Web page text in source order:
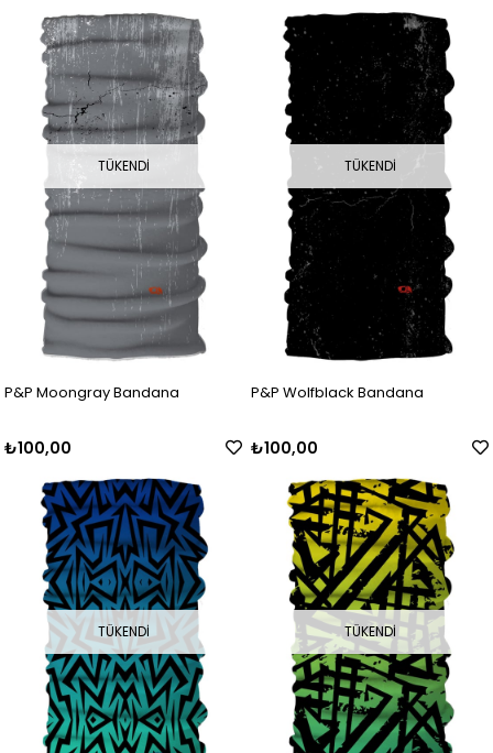
TÜKENDI
P&P Moongray Bandana
₺100,00
TÜKENDI
P&P Wolfblack Bandana
₺100,00
TÜKENDI TÜKENDI